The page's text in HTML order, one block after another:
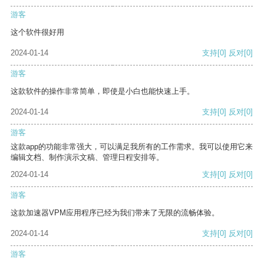
游客
这个软件很好用
2024-01-14 支持[0] 反对[0]
游客
这款软件的操作非常简单，即使是小白也能快速上手。
2024-01-14 支持[0] 反对[0]
游客
这款app的功能非常强大，可以满足我所有的工作需求。我可以使用它来
编辑文档、制作演示文稿、管理日程安排等。
2024-01-14
支持[0] 反对[0]
游客
这款加速器VPM应用程序已经为我们带来了无限的流畅体验。
2024-01-14 支持[0] 反对[0]
游客